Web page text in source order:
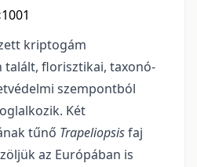
1001
kriptogám
talált, florisztikai, taxonó­
szempontból
Két
tűnő Trapeliopsisfaj
az Európában is